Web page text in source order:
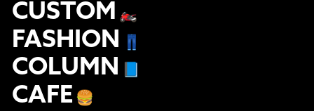
CUSTOM 🏍
FASHION 👖
COLUMN
CAFE 🍔